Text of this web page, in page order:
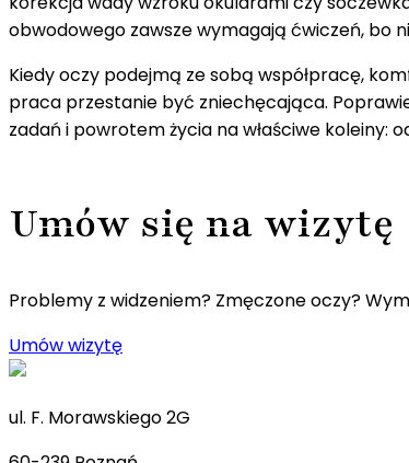
obwodowego zawsze wymagają ćwiczeń, bo
Kiedy oczy podejmą ze sobą współpracę,
praca przestanie być zniechęcająca.
zadań i powrotem życia na właściwe koleiny:
Umów się na wizytę
Problemy z widzeniem? Zmęczone oczy?
Umów wizytę
ul. F. Morawskiego 2G